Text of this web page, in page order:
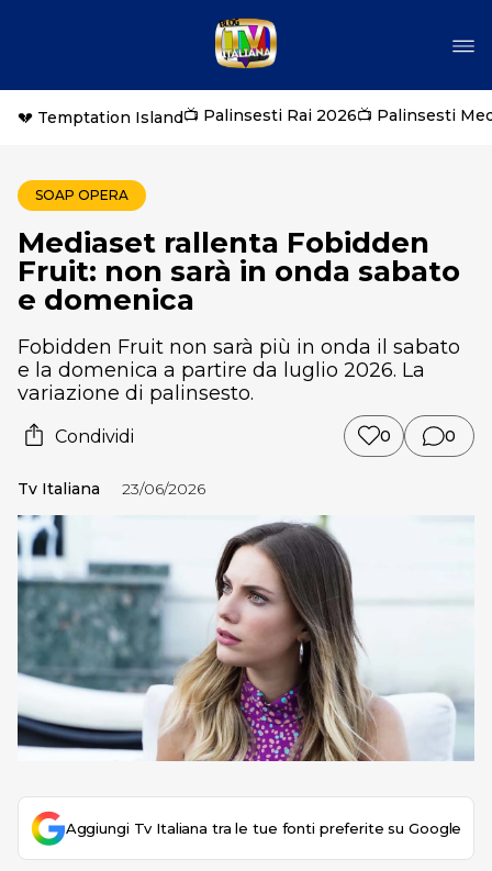
💔 Temptation Island📺 Palinsesti Rai 2026📺 Palinsesti
SOAP OPERA
Mediaset rallenta Fobidden
Fruit: non sarà in onda sabato
e domenica
Fobidden Fruit non sarà più in onda il sabato
e la domenica a partire da luglio 2026. La
variazione di palinsesto.
Condividi 0 0
Tv Italiana 23/06/2026
Aggiungi Tv Italiana tra le tue fonti preferite su Google